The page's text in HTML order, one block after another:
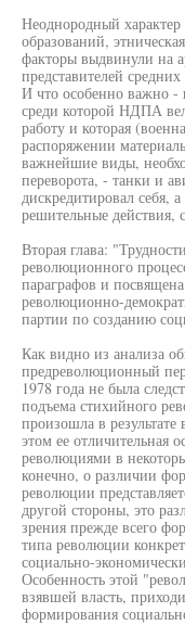
Неоднородный характер
образований,
факторы выдвинули на
представителей
И что особенно важно -
среди которой НДПА
работу и которая
распоряжении
важнейшие виды,
переворота, - танки и
дискредитировал себя,
решительные действия,
Вторая глава:
революционного
параграфов и
революционно-
партии по созданию
Как видно из анализа
предреволюционный
1978 года не была
подъема стихийного
произошла в
этом ее отличительная
революциями в
конечно, о различии
революции
другой стороны, это
зрения прежде всего
типа революции
социально-
Особенность этой
взявшей власть,
формирования